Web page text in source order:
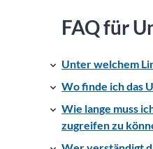
FAQ für
Unter welchem
Wo finde ich das
Wie lange muss
zugreifen zu
Wer verständigt